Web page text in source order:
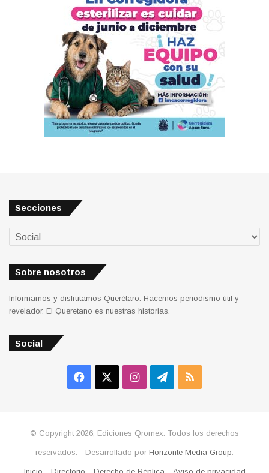
Secciones
Sobre nosotros
Informamos y disfrutamos Querétaro. Hacemos periodismo útil y
revelador. El Queretano es nuestras historias.
Social